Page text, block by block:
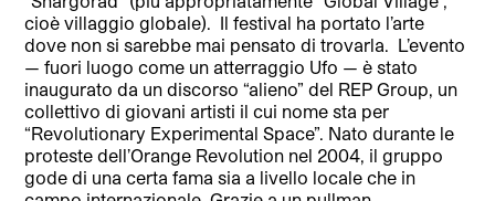
cioè villaggio globale). Il festival ha portato l’arte
dove non si sarebbe mai pensato di trovarla. L’evento
— fuori luogo come un atterraggio Ufo — è stato
inaugurato da un discorso “alieno” del REP Group, un
collettivo di giovani artisti il cui nome sta per
“Revolutionary Experimental Space”. Nato durante le
proteste dell’Orange Revolution nel 2004, il gruppo
gode di una certa fama sia a livello locale che in